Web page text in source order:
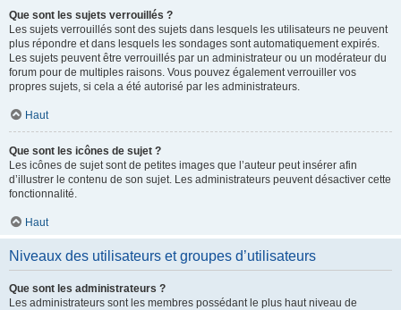
Que sont les sujets verrouillés ?
Les sujets verrouillés sont des sujets dans lesquels les utilisateurs ne peuvent
plus répondre et dans lesquels les sondages sont automatiquement expirés.
Les sujets peuvent être verrouillés par un administrateur ou un modérateur du
forum pour de multiples raisons. Vous pouvez également verrouiller vos
propres sujets, si cela a été autorisé par les administrateurs.
Haut
Que sont les icônes de sujet ?
Les icônes de sujet sont de petites images que l’auteur peut insérer afin
d’illustrer le contenu de son sujet. Les administrateurs peuvent désactiver cette
fonctionnalité.
Haut
Niveaux des utilisateurs et groupes d’utilisateurs
Que sont les administrateurs ?
Les administrateurs sont les membres possédant le plus haut niveau de